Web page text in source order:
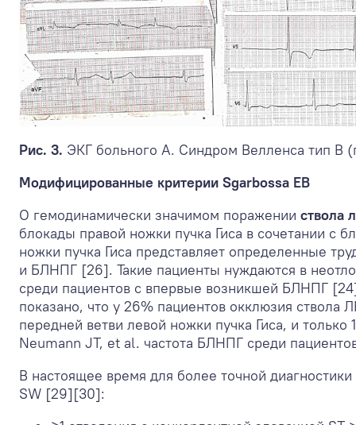
Рис. 3. ЭКГ больного А. Синдром Велленса тип
Модифицированные критерии Sgarbossa EB
О гемодинамически значимом поражении ствола
блокады правой ножки пучка Гиса в сочетании с
ножки пучка Гиса представляет определенные
и БЛНПГ [26]. Такие пациенты нуждаются в
среди пациентов с впервые возникшей БЛНПГ
показано, что у 26% пациентов окклюзия ствола
передней ветви левой ножки пучка Гиса, и
Neumann JT, et al. частота БЛНПГ среди
В настоящее время для более точной
SW [29][30]: